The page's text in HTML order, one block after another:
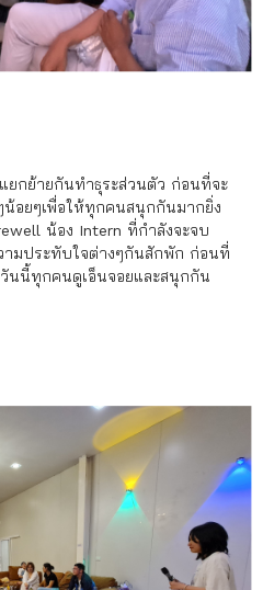
กย้ายกันทำธุระส่วนตัว ก่อนที่จะ
น้อยๆเพื่อให้ทุกคนสนุกกันมากยิ่ง
น้อง Intern ที่กำลังจะจบ
ามประทับใจต่างๆกันสักพัก ก่อนที่
นนี้ทุกคนดูเอ็นจอยและสนุกกัน